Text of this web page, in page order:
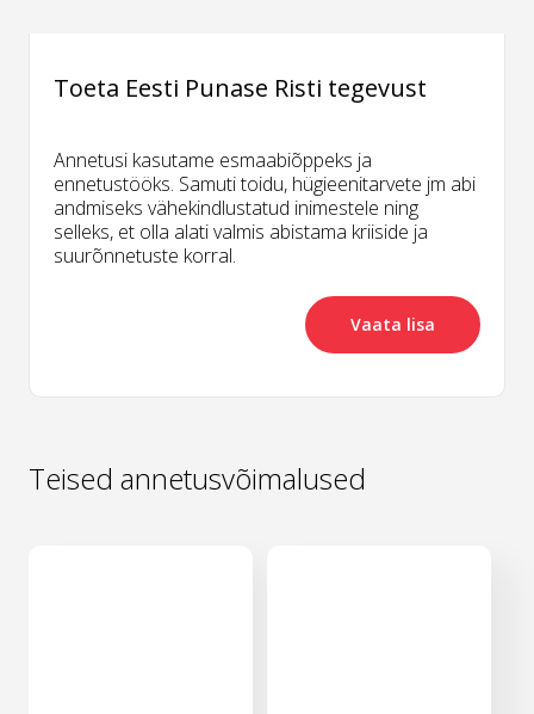
Toeta Eesti Punase Risti tegevust
Annetusi kasutame esmaabiõppeks ja
ennetustööks. Samuti toidu, hügieenitarvete jm abi
andmiseks vähekindlustatud inimestele ning
selleks, et olla alati valmis abistama kriiside ja
suurõnnetuste korral.
Vaata lisa
Teised annetusvõimalused